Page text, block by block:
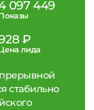
097 449
₽
лида
стабильно